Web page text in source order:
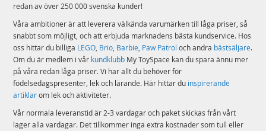
redan av över 250 000 svenska kunder!
Våra ambitioner är att leverera välkända varumärken till låga priser, så
snabbt som möjligt, och att erbjuda marknadens bästa kundservice. Hos
oss hittar du billiga LEGO, Brio, Barbie, Paw Patrol och andra bästsäljare.
Om du är medlem i vår kundklubb My ToySpace kan du spara ännu mer
på våra redan låga priser. Vi har allt du behöver för
födelsedagspresenter, lek och lärande. Här hittar du inspirerande
artiklarom lek och aktiviteter.
Vår normala leveranstid är 2-3 vardagar och paket skickas från vårt
lager alla vardagar. Det tillkommer inga extra kostnader som tull eller